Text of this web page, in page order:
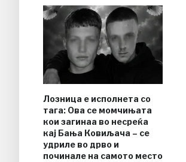
Лозница е исполнета со
тага: Ова се момчињата
кои загинаа во несреќа
кај Бања Ковиљача – се
удриле во дрво и
починале на самото место